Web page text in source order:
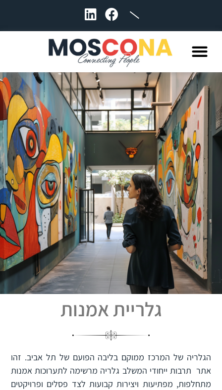
גלריית אמנות
הגלריה של המרכז ממוקם בליבה הפועם של תל אביב. זהו
אתר תרבות ייחודי המשלב גלריה מרשימה לתערוכות אמנות
מתחלפות, מפתיעות ויצירות קבועות לצד פסלים ופרויקטים